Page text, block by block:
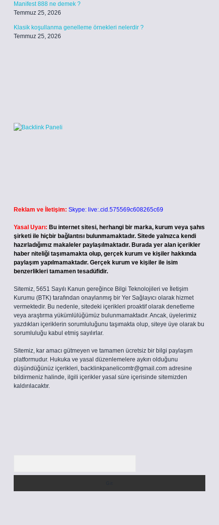
Manifest 888 ne demek ?
Temmuz 25, 2026
Klasik koşullanma genelleme örnekleri nelerdir ?
Temmuz 25, 2026
Reklam ve İletişim: Skype: live:.cid.575569c608265c69
Yasal Uyarı: Bu internet sitesi, herhangi bir marka, kurum veya şahıs
şirketi ile hiçbir bağlantısı bulunmamaktadır. Sitede yalnızca kendi
hazırladığımız makaleler paylaşılmaktadır. Burada yer alan içerikler
haber niteliği taşımamakta olup, gerçek kurum ve kişiler hakkında
paylaşım yapılmamaktadır. Gerçek kurum ve kişiler ile isim
benzerlikleri tamamen tesadüfidir.
Sitemiz, 5651 Sayılı Kanun gereğince Bilgi Teknolojileri ve İletişim
Kurumu (BTK) tarafından onaylanmış bir Yer Sağlayıcı olarak hizmet
vermektedir. Bu nedenle, sitedeki içerikleri proaktif olarak denetleme
veya araştırma yükümlülüğümüz bulunmamaktadır. Ancak, üyelerimiz
yazdıkları içeriklerin sorumluluğunu taşımakta olup, siteye üye olarak bu
sorumluluğu kabul etmiş sayılırlar.
Sitemiz, kar amacı gütmeyen ve tamamen ücretsiz bir bilgi paylaşım
platformudur. Hukuka ve yasal düzenlemelere aykırı olduğunu
düşündüğünüz içerikleri, backlinkpanelicomtr@gmail.com adresine
bildirmeniz halinde, ilgili içerikler yasal süre içerisinde sitemizden
kaldırılacaktır.